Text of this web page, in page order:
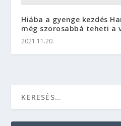
Hiába a gyenge kezdés
még szorosabbá teheti a
2021.11.20.